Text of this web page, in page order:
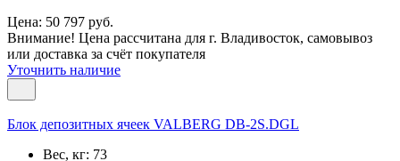
Цена: 50 797 руб.
Внимание! Цена рассчитана для г. Владивосток, самовывоз
или доставка за счёт покупателя
Уточнить наличие
Блок депозитных ячеек VALBERG DB-2S.DGL
Вес, кг: 73